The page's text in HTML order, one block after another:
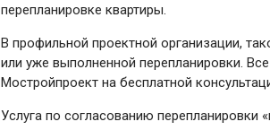
перепланировке квартиры.
В профильной проектной организации,
или уже выполненной перепланировки.
Мостройпроект на бесплатной
Услуга по согласованию перепланировки